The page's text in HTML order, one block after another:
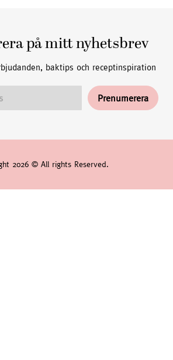
på mitt nyhetsbrev
baktips och receptinspiration
2026 © All rights Reserved.